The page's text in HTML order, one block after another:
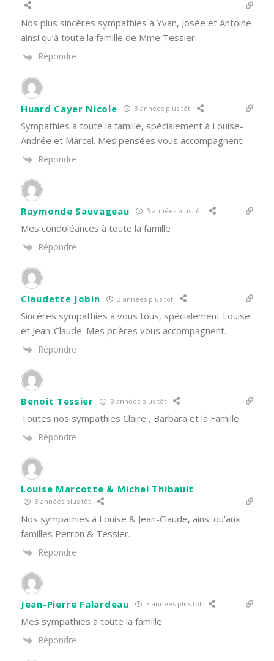
Nos plus sincères sympathies à Yvan, Josée et Antoine
ainsi qu’à toute la famille de Mme Tessier.
Répondre
Huard Cayer Nicole 3 années plus tôt
Sympathies à toute la famille, spécialement à Louise-
Andrée et Marcel. Mes pensées vous accompagnent.
Répondre
Raymonde Sauvageau 3 années plus tôt
Mes condoléances à toute la famille
Répondre
Claudette Jobin 3 années plus tôt
Sincères sympathies à vous tous, spécialement Louise
et Jean-Claude. Mes prières vous accompagnent.
Répondre
Benoit Tessier 3 années plus tôt
Toutes nos sympathies Claire , Barbara et la Famille
Répondre
Louise Marcotte & Michel Thibault
3 années plus tôt
Nos sympathies à Louise & Jean-Claude, ainsi qu’aux
familles Perron & Tessier.
Répondre
Jean-Pierre Falardeau 3 années plus tôt
Mes sympathies à toute la famille
Répondre